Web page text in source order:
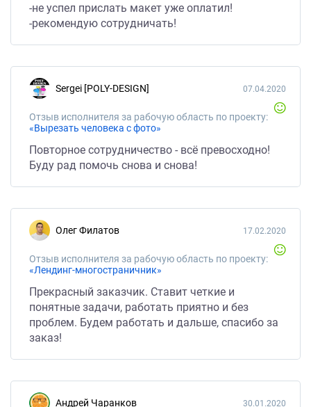
-не успел прислать макет уже оплатил!
-рекомендую сотрудничать!
Sergei [POLY-DESIGN]
Отзыв исполнителя за рабочую область по проекту:
«Вырезать человека с фото»
07.04.2020
Повторное сотрудничество - всё превосходно!
Буду рад помочь снова и снова!
Олег Филатов
Отзыв исполнителя за рабочую область по проекту:
«Лендинг-многостраничник»
17.02.2020
Прекрасный заказчик. Ставит четкие и
понятные задачи, работать приятно и без
проблем. Будем работать и дальше, спасибо за
заказ!
Андрей Чаранков 30.01.2020